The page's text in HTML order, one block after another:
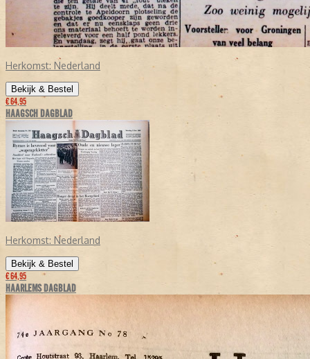
Herkomst: Nederland
Bekijk & Bestel
€ 64,95
HAAGSCH DAGBLAD
Herkomst: Nederland
Bekijk & Bestel
€ 64,95
HAARLEMS DAGBLAD